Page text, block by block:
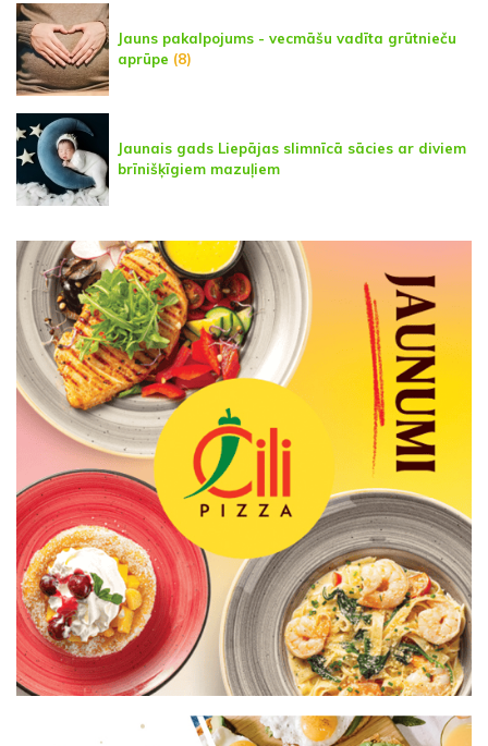
Jauns pakalpojums - vecmāšu vadīta grūtnieču
aprūpe (8)
Jaunais gads Liepājas slimnīcā sācies ar diviem
brīnišķīgiem mazuļiem